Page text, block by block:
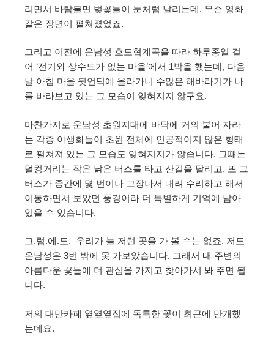
리면서 바람불면 벚꽃들이 눈처럼 날리는데, 무슨 영화
같은 장면이 펼쳐졌었죠.
그리고 이전에 운남성 호도협계곡을 따라 하루종일 걸
어 ‘전기와 상수도가 없는 마을’에서 1박을 했는데, 다음
날 아침 마을 뒷언덕에 올라가니 수많은 해바라기가 나
를 바라보고 있는 그 모습이 잊혀지지 않구요.
마찬가지로 운남성 초원지대에 바닥에 거의 붙어 자라
는 각종 야생화들이 초원 전체에 인공적이지 않은 형태
로 펼쳐져 있는 그 모습도 잊혀지지가 않습니다. 그때는
덜컹거리는 작은 낡은 버스를 타고 산길을 달리고, 또 그
버스가 중간에 몇 번이나 고장나서 내려 수리하고 해서
이동하면서 보았던 풍경이라 더 특별하게 기억에 남아
있을 수 있습니다.
그.럼.에.도. 우리가 늘 저런 곳을 가 볼 수는 없죠. 저도
운남성은 3번 밖에 못 가보았습니다. 그래서 내 주변의
아름다운 꽃들에 더 관심을 가지고 찾아가서 봐 주면 됩
니다.
저의 대만카페 옆옆옆집에 독특한 꽃이 최근에 만개했
는데요.